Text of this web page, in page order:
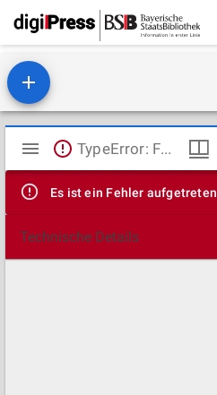
Mirador
Viewer
TypeError: Failed to fetch
Es ist ein Fehler aufgetreten
Technische Details